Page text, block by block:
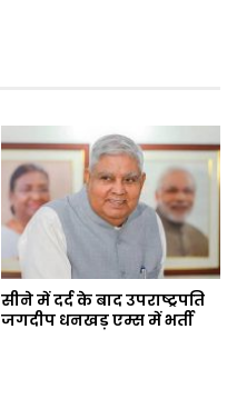
सीने में दर्द के बाद उपराष्ट्रपति
जगदीप धनखड़ एम्स में भर्ती